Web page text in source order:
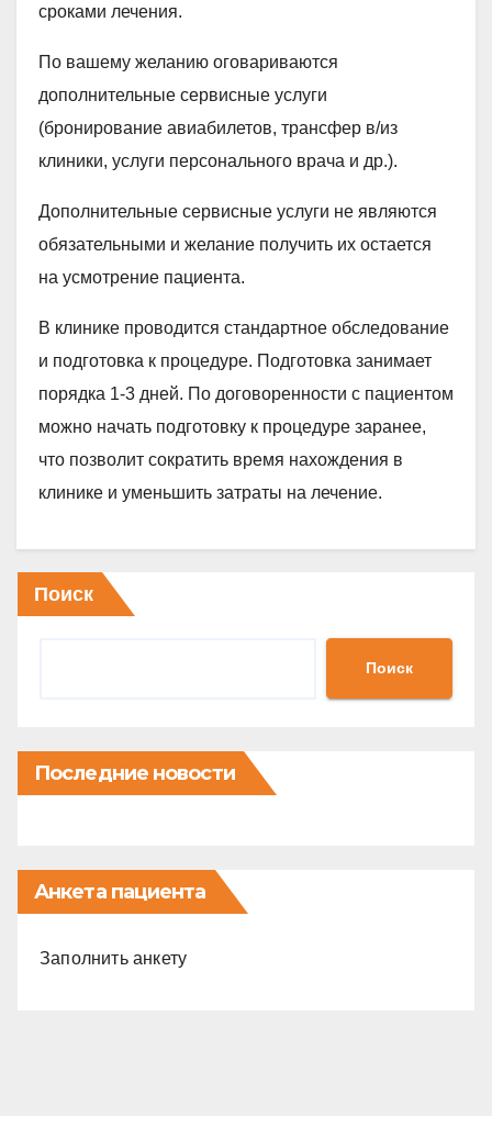
сроками лечения.
По вашему желанию оговариваются
дополнительные сервисные услуги
(бронирование авиабилетов, трансфер в/из
клиники, услуги персонального врача и др.).
Дополнительные сервисные услуги не являются
обязательными и желание получить их остается
на усмотрение пациента.
В клинике проводится стандартное обследование
и подготовка к процедуре. Подготовка занимает
порядка 1-3 дней. По договоренности с пациентом
можно начать подготовку к процедуре заранее,
что позволит сократить время нахождения в
клинике и уменьшить затраты на лечение.
Поиск
Поиск
Последние новости
Анкета пациента
Заполнить анкету